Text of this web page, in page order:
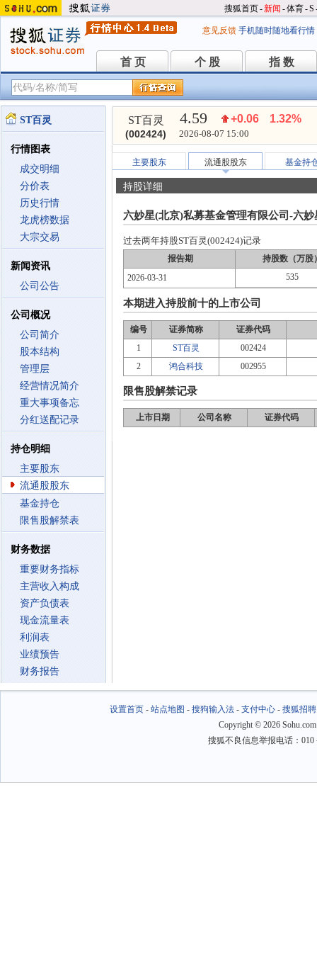
搜狐首页-新闻 -体育-S
意见反馈 手机随时随地看行情
首 页
首 页 个 股
个 股 指 数
指 数
ST百灵
行情图表
成交明细
分价表
历史行情
龙虎榜数据
大宗交易
新闻资讯
公司公告
公司概况
公司简介
股本结构
管理层
经营情况简介
重大事项备忘
分红送配记录
持仓明细
主要股东
流通股股东
基金持仓
限售股解禁表
财务数据
重要财务指标
主营收入构成
资产负债表
现金流量表
利润表
业绩预告
财务报告
ST百灵
(002424)
4.59 +0.06 1.32%
2026-08-07 15:00
主要股东 流通股股东 基金持
持股详细
六妙星(北京)私募基金管理有限公司-六
过去两年持股ST百灵(002424)记录
报告期
持股数（万股
2026-03-31
535
本期进入持股前十的上市公司
编号 证券简称
证券代码
1
ST百灵
002424
2
鸿合科技 002955
限售股解禁记录
上市日期 公司名称 证券代码
设置首页- 站点地图 - 搜狗输入法- 支付中心- 搜狐招聘
Copyright © 2026
搜狐不良信息举报电话：010